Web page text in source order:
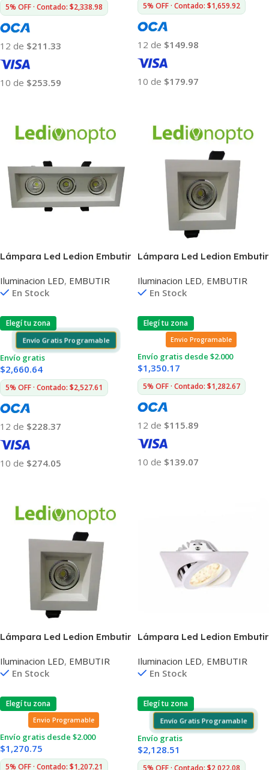
5% OFF · Contado: $2,338.98
12 de $211.33
10 de $253.59
5% OFF · Contado: $1,659.92
12 de $149.98
10 de $179.97
Lámpara Led Ledion Embutir
Chip Hr
Iluminacion LED, EMBUTIR
En Stock
Elegí tu zona
Envío Gratis Programable
Envío gratis
$2,660.64
5% OFF · Contado: $2,527.61
12 de $228.37
10 de $274.05
Lámpara Led Ledion Embutir
Hr
Iluminacion LED, EMBUTIR
En Stock
Elegí tu zona
Envio Programable
Envío gratis desde $2.000
$1,350.17
5% OFF · Contado: $1,282.67
12 de $115.89
10 de $139.07
Lámpara Led Ledion Embutir
Hr
Iluminacion LED, EMBUTIR
En Stock
Elegí tu zona
Envio Programable
Envío gratis desde $2.000
$1,270.75
5% OFF · Contado: $1,207.21
Lámpara Led Ledion Embutir
Iluminacion LED, EMBUTIR
En Stock
Elegí tu zona
Envío Gratis Programable
Envío gratis
$2,128.51
5% OFF · Contado: $2,022.08